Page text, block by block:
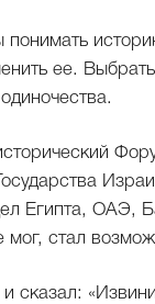
ее.
Египта,
мог, стал
сказал: